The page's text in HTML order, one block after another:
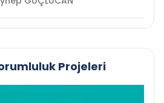
Projeleri